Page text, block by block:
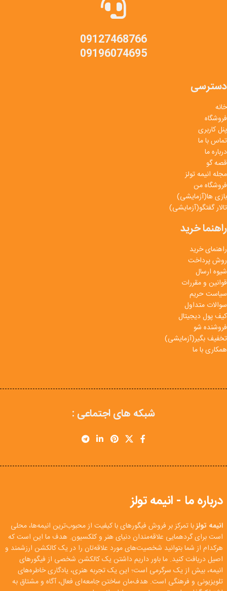
09127468766
09196074695
دسترسی
خانه
فروشگاه
پنل کاربری
تماس با ما
درباره ما
قصه گو
مجله انیمه تولز
فروشگاه من
بازی ها(آزمایشی)
تالار گفتگو(آزمایشی)
راهنما خرید
راهنمای خرید
روش پرداخت
شیوه ارسال
قوانین و مقررات
سیاست حریم
سوالات متداول
کیف پول دیجیتال
فروشنده شو
تخفیف بگیر(آزمایشی)
همکاری با ما
شبکه های اجتماعی :
درباره ما - انیمه تولز
انیمه تولزبا تمرکز بر فروش فیگورهای با کیفیت از محبوب‌ترین انیمه‌ها، محلی
است برای گردهمایی علاقه‌مندان دنیای هنر و کلکسیون. هدف ما این است که
هرکدام از شما بتوانید شخصیت‌های مورد علاقه‌تان را در یک کالکشن ارزشمند و
اصیل دریافت کنید. ما باور داریم داشتن یک کالکشن شخصی از فیگورهای
انیمه، بیش از یک سرگرمی است؛ این یک تجربه هنری، یادگاری خاطره‌های
تلویزیونی و فرهنگی است. هدف‌مان ساختن جامعه‌ای فعال، آگاه و مشتاق به